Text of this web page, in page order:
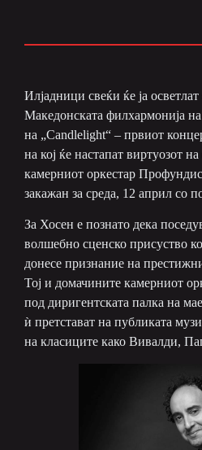
Илјадници свеќи ќе ја осветлат
Македонската филхармонија
на „Candlelight“ – првиот
на кој ќе настапат виртуозот
камерниот оркестар
закажан за среда, 12 април со
За Хосен е познато дека
волшебно сценско присуство
донесе признание на
Тој и домачините камерниот
под диригентската палка на
ѝ претстават на публиката
на класиците како Вивалди,